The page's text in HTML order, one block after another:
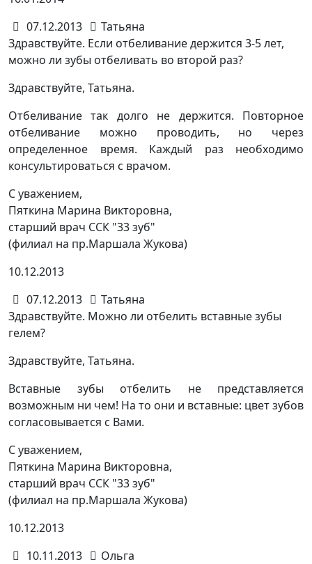
07.12.2013
Татьяна
Здравствуйте. Если отбеливание держится 3-5 лет,
можно ли зубы отбеливать во второй раз?
Здравствуйте, Татьяна.
Отбеливание так долго не держится. Повторное
отбеливание можно проводить, но через
определенное время. Каждый раз необходимо
консультироваться с врачом.
С уважением,
Пяткина Марина Викторовна,
старший врач ССК "33 зуб"
(филиал на пр.Маршала Жукова)
10.12.2013
07.12.2013
Татьяна
Здравствуйте. Можно ли отбелить вставные зубы
гелем?
Здравствуйте, Татьяна.
Вставные зубы отбелить не представляется
возможным ни чем! На то они и вставные: цвет зубов
согласовывается с Вами.
С уважением,
Пяткина Марина Викторовна,
старший врач ССК "33 зуб"
(филиал на пр.Маршала Жукова)
10.12.2013
10.11.2013
Ольга